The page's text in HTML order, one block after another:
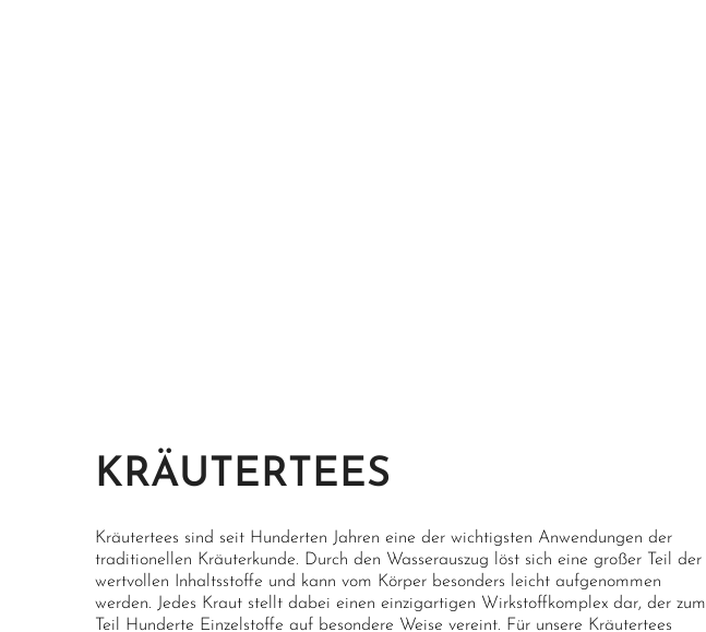
KRÄUTERTEES
Kräutertees sind seit Hunderten Jahren eine der wichtigsten Anwendungen der
traditionellen Kräuterkunde. Durch den Wasserauszug löst sich eine großer Teil der
wertvollen Inhaltsstoffe und kann vom Körper besonders leicht aufgenommen
werden. Jedes Kraut stellt dabei einen einzigartigen Wirkstoffkomplex dar, der zum
Teil Hunderte Einzelstoffe auf besondere Weise vereint. Für unsere Kräutertees